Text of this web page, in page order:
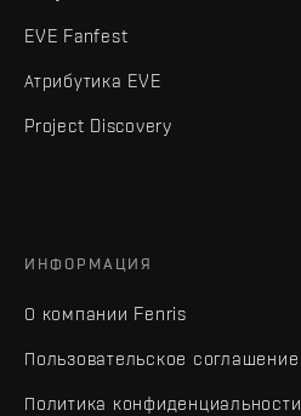
EVE Fanfest
Атрибутика EVE
Project Discovery
ИНФОРМАЦИЯ
О компании Fenris
Пользовательское соглашение
Политика конфиденциальности